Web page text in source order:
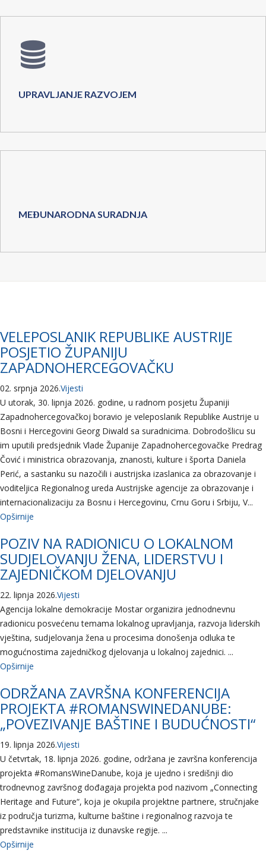
UPRAVLJANJE RAZVOJEM
MEĐUNARODNA SURADNJA
VELEPOSLANIK REPUBLIKE AUSTRIJE
POSJETIO ŽUPANIJU
ZAPADNOHERCEGOVAČKU
02. srpnja 2026.Vijesti
U utorak, 30. lipnja 2026. godine, u radnom posjetu Županiji
Zapadnohercegovačkoj boravio je veleposlanik Republike Austrije u
Bosni i Hercegovini Georg Diwald sa suradnicima. Dobrodošlicu su
im uputili predsjednik Vlade Županije Zapadnohercegovačke Predrag
Čović i ministrica obrazovanja, znanosti, kulture i športa Daniela
Perić, a sastanku su nazočili i austrijska izaslanica za obrazovanje i
voditeljica Regionalnog ureda Austrijske agencije za obrazovanje i
internacionalizaciju za Bosnu i Hercegovinu, Crnu Goru i Srbiju, V...
Opširnije
POZIV NA RADIONICU O LOKALNOM
SUDJELOVANJU ŽENA, LIDERSTVU I
ZAJEDNIČKOM DJELOVANJU
22. lipnja 2026.Vijesti
Agencija lokalne demokracije Mostar organizira jednodnevnu
radionicu posvećenu temama lokalnog upravljanja, razvoja liderskih
vještina, sudjelovanja žena u procesima donošenja odluka te
mogućnostima zajedničkog djelovanja u lokalnoj zajednici. ...
Opširnije
ODRŽANA ZAVRŠNA KONFERENCIJA
PROJEKTA #ROMANSWINEDANUBE:
„POVEZIVANJE BAŠTINE I BUDUĆNOSTI“
19. lipnja 2026.Vijesti
U četvrtak, 18. lipnja 2026. godine, održana je završna konferencija
projekta #RomansWineDanube, koja je ujedno i središnji dio
trodnevnog završnog dođagaja projekta pod nazivom „Connecting
Heritage and Future“, koja je okupila projektne partnere, stručnjake
iz područja turizma, kulturne baštine i regionalnog razvoja te
predstavnike institucija iz dunavske regije. ...
Opširnije